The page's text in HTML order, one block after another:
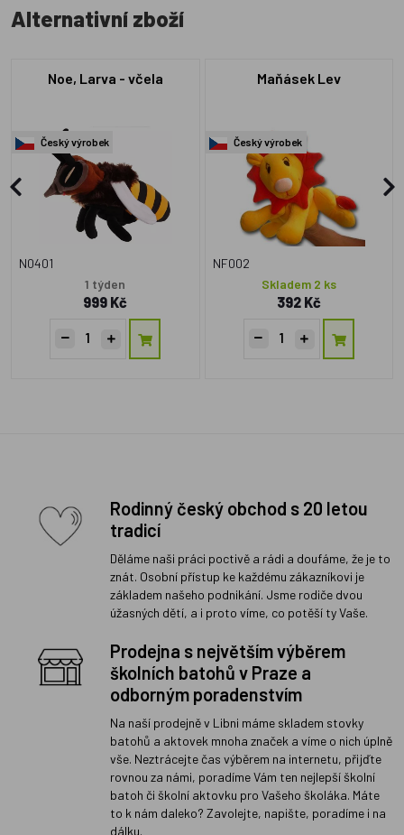
Alternativní zboží
Noe, Larva - včela
Český výrobek
N0401
1 týden
999 Kč
Maňásek Lev
Český výrobek
NF002
Skladem 2 ks
392 Kč
Rodinný český obchod s 20 letou
tradicí
Děláme naši práci poctivě a rádi a doufáme, že je to
znát. Osobní přístup ke každému zákazníkovi je
základem našeho podnikání. Jsme rodiče dvou
úžasných dětí, a i proto víme, co potěší ty Vaše.
Prodejna s největším výběrem
školních batohů v Praze a
odborným poradenstvím
Na naší prodejně v Libni máme skladem stovky
batohů a aktovek mnoha značek a víme o nich úplně
vše. Neztrácejte čas výběrem na internetu, přijďte
rovnou za námi, poradíme Vám ten nejlepší školní
batoh či školní aktovku pro Vašeho školáka. Máte
to k nám daleko? Zavolejte, napište, poradíme i na
dálku.